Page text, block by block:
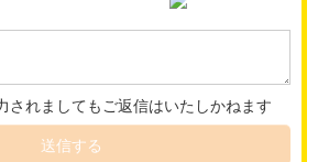
されましてもご返信はいたしかねます
送信する